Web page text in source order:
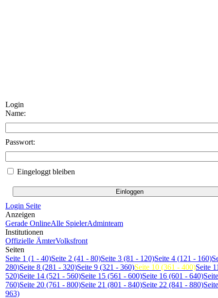
Login
Name:
Passwort:
Eingeloggt bleiben
Login Seite
Anzeigen
Gerade OnlineAlle SpielerAdminteam
Institutionen
Offizielle ÄmterVolksfront
Seiten
Seite 1 (1 - 40)Seite 2 (41 - 80)Seite 3 (81 - 120)Seite 4 (121 - 160)
280)Seite 8 (281 - 320)Seite 9 (321 - 360)Seite 10 (361 - 400)Seite
520)Seite 14 (521 - 560)Seite 15 (561 - 600)Seite 16 (601 - 640)
760)Seite 20 (761 - 800)Seite 21 (801 - 840)Seite 22 (841 - 880)
963)